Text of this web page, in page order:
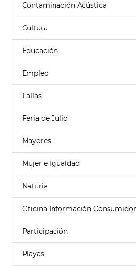
Contaminación Acústica
Cultura
Educación
Empleo
Fallas
Feria de Julio
Mayores
Mujer e Igualdad
Naturia
Oficina Información Consumidor
Participación
Playas